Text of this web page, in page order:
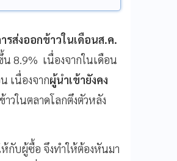
รส่งออกข้าวในเดือนส.ค.
8.9% เนื่องจากในเดือน
เนื่องจากผู้นำเข้ายังคง
วในตลาดโลกตึงตัวหลัง
ห้กับผู้ซื้อ จึงทำให้ต้องหันมา